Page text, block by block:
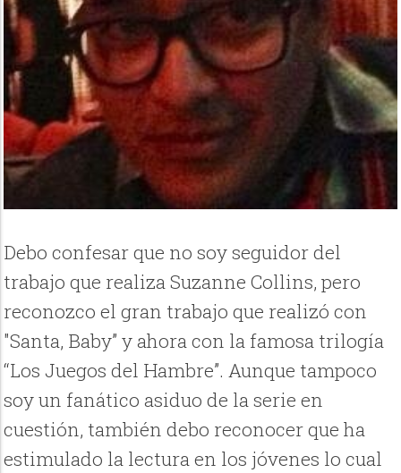
Debo confesar que no soy seguidor del
trabajo que realiza Suzanne Collins, pero
reconozco el gran trabajo que realizó con
"Santa, Baby” y ahora con la famosa trilogía
“Los Juegos del Hambre”. Aunque tampoco
soy un fanático asiduo de la serie en
cuestión, también debo reconocer que ha
estimulado la lectura en los jóvenes lo cual